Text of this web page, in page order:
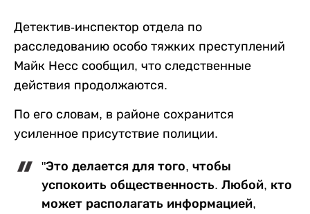
Детектив-инспектор отдела по
расследованию особо тяжких преступлений
Майк Несс сообщил, что следственные
действия продолжаются.
По его словам, в районе сохранится
усиленное присутствие полиции.
"Это делается для того, чтобы
успокоить общественность. Любой, кто
может располагать информацией,